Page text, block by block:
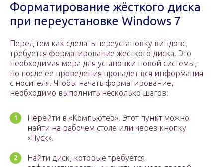
Форматирование жёсткого диска
при переустановке Windows 7
Перед тем как сделать переустановку виндовс,
требуется форматирование жесткого диска. Это
необходимая мера для установки новой системы,
но после ее проведения пропадет вся информация
с носителя. Чтобы начать форматирование,
необходимо выполнить несколько шагов:
Перейти в «Компьютер». Этот пункт можно
найти на рабочем столе или через кнопку
«Пуск».
Найти диск, которые требуется